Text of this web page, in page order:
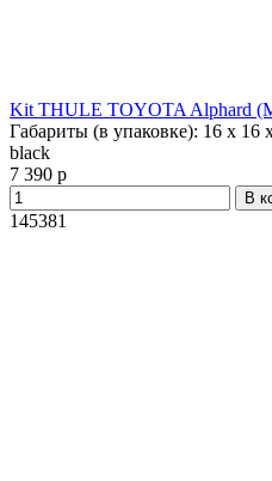
Kit THULE TOYOTA Alphard
Габариты (в упаковке): 16 х 16
black
7 390 р
В
145381